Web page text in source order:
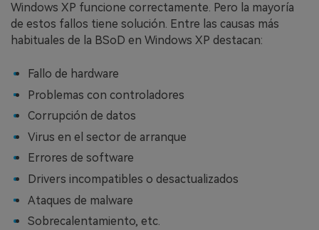
Windows XP funcione correctamente. Pero la mayoría
de estos fallos tiene solución. Entre las causas más
habituales de la BSoD en Windows XP destacan:
Fallo de hardware
Problemas con controladores
Corrupción de datos
Virus en el sector de arranque
Errores de software
Drivers incompatibles o desactualizados
Ataques de malware
Sobrecalentamiento, etc.